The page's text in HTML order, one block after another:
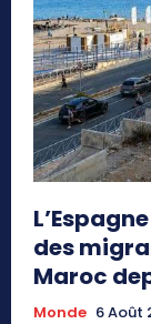
des
Maroc
Monde 6 Août